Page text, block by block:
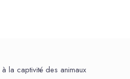
la captivité des animaux